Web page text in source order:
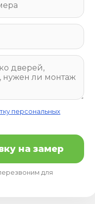
персональных
на замер
для